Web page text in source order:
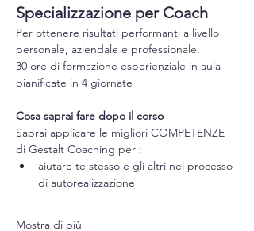
Specializzazione per Coach
Per ottenere risultati performanti a livello
personale, aziendale e professionale.
30 ore di formazione esperienziale in aula
pianificate in 4 giornate
Cosa saprai fare dopo il corso
Saprai applicare le migliori COMPETENZE
di Gestalt Coaching per :
aiutare te stesso e gli altri nel processo
di autorealizzazione
Mostra di più